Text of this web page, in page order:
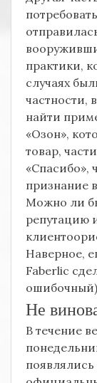
практики,
случаях
частности,
найти
«Озон»,
товар,
«Спасибо»,
признание
Можно ли
репутацию
Наверное,
Faberlic
Не
В течение